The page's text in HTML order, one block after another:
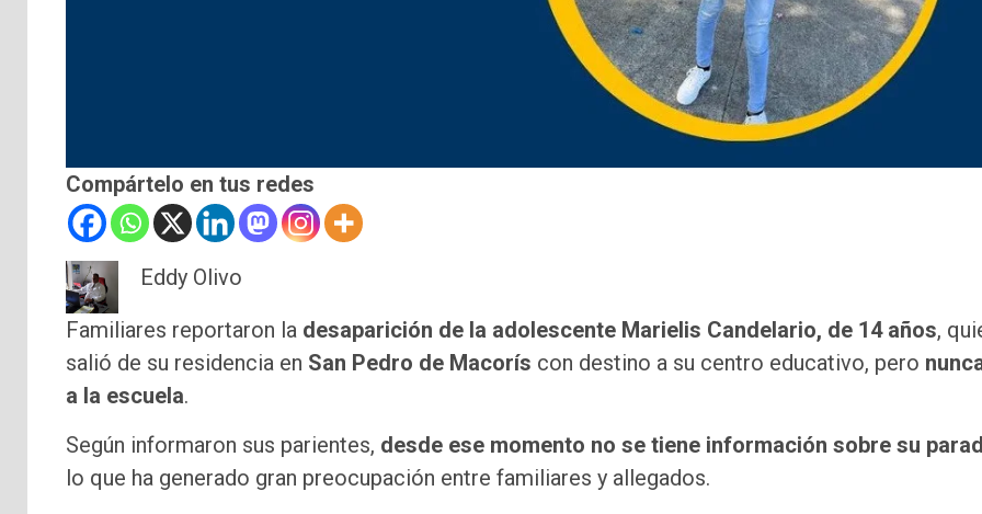
Compártelo en tus redes
Eddy Olivo
Familiares reportaron la desaparición de la adolescente Marielis Candelario, de 14 años,
salió de su residencia en San Pedro de Macorís con destino a su centro educativo, pero
a la escuela.
Según informaron sus parientes, desde ese momento no se tiene información sobre su
lo que ha generado gran preocupación entre familiares y allegados.